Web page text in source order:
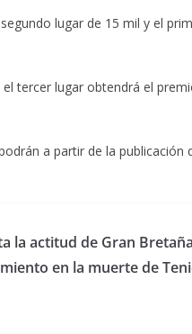
lugar de 15 mil y el
tercer lugar obtendrá el
a partir de la publicación
la actitud de Gran
en la muerte de